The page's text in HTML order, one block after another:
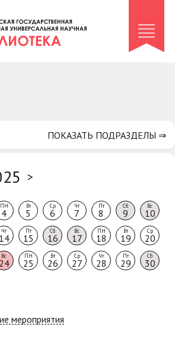
и сельдерей»
архив»
>
ПН
4
Вт
5
Ср
6
Чт
7
Пт
8
Сб
9
Вс
10
Чт
14
Пт
15
Сб
16
Вс
17
ПН
18
Вт
19
Ср
20
Вс
24
ПН
25
Вт
26
Ср
27
Чт
28
Пт
29
Сб
30
мероприятия
ПОКАЗАТЬ ПОДРАЗДЕЛЫ ⇒